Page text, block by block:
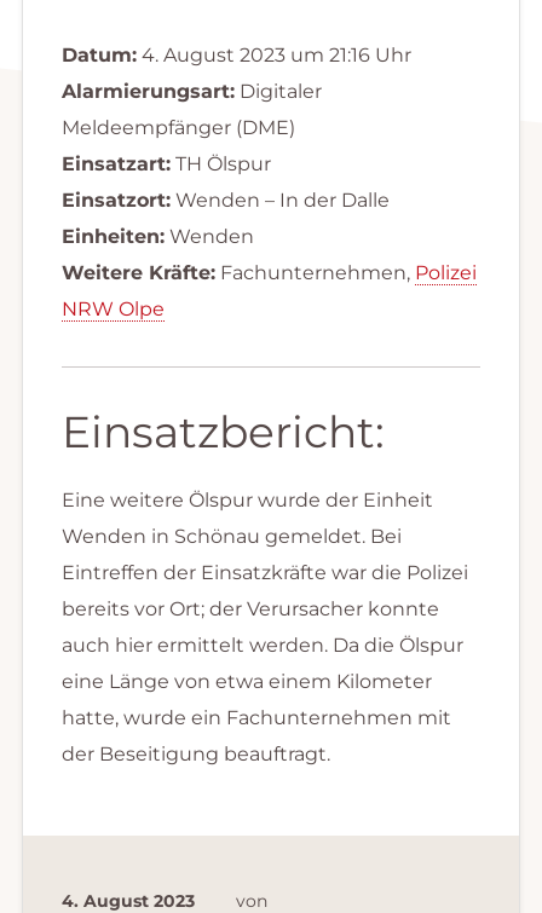
Datum:4. August 2023 um 21:16 Uhr
Alarmierungsart:Digitaler
Meldeempfänger (DME)
Einsatzart:TH Ölspur
Einsatzort:Wenden – In der Dalle
Einheiten:Wenden
Weitere Kräfte:Fachunternehmen, Polizei
NRW Olpe
Einsatzbericht:
Eine weitere Ölspur wurde der Einheit
Wenden in Schönau gemeldet. Bei
Eintreffen der Einsatzkräfte war die Polizei
bereits vor Ort; der Verursacher konnte
auch hier ermittelt werden. Da die Ölspur
eine Länge von etwa einem Kilometer
hatte, wurde ein Fachunternehmen mit
der Beseitigung beauftragt.
4. August 2023 von